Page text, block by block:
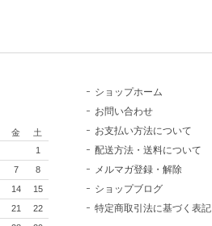
金
土
1
7
8
14
15
21
22
ショップホーム
お問い合わせ
お支払い方法について
配送方法・送料について
メルマガ登録・解除
ショップブログ
特定商取引法に基づく表記